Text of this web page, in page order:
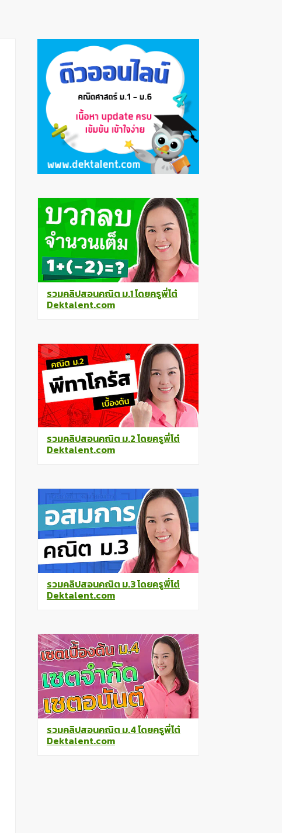
Primary
Sidebar
รวมคลิปสอนคณิต ม.1 โดยครูพี่โต๋
Dektalent.com
รวมคลิปสอนคณิต ม.2 โดยครูพี่โต๋
Dektalent.com
รวมคลิปสอนคณิต ม.3 โดยครูพี่โต๋
Dektalent.com
รวมคลิปสอนคณิต ม.4 โดยครูพี่โต๋
Dektalent.com